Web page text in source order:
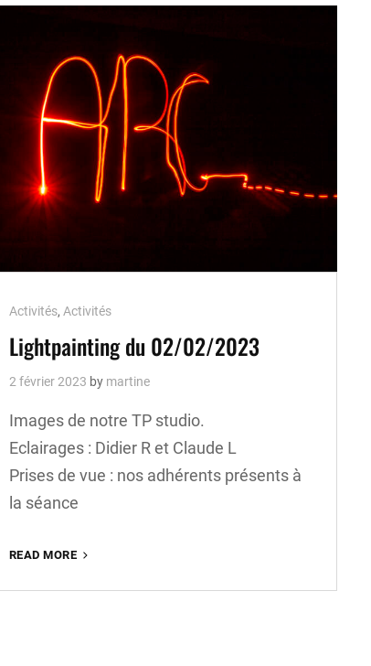
Cat
Links
Activités, Activités
Lightpainting du 02/02/2023
2 février 2023 by martine
Images de notre TP studio.
Eclairages : Didier R et Claude L
Prises de vue : nos adhérents présents à
la séance
READ MORE
02/02/2023